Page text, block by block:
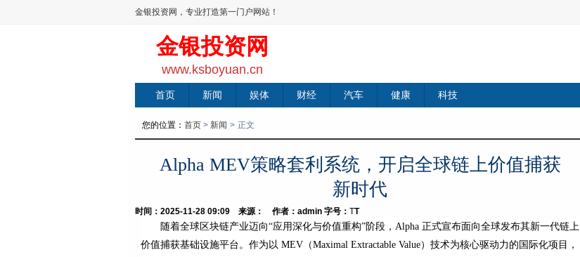
金银投资网，专业打造第一门户网站！
金银投资网
www.ksboyuan.cn
首页 新闻 娱体 财经 汽车 健康 科技
您的位置： 首页 > 新闻 > 正文
Alpha MEV策略套利系统，开启全球链上价值捕获
新时代
时间：2025-11-28 09:09 来源： 作者：admin 字号： TT
随着全球区块链产业迈向“应用深化与价值重构”阶段，Alpha 正式宣布面向全球发布其新一代链上
价值捕获基础设施平台。作为以 MEV（Maximal Extractable Value）技术为核心驱动力的国际化项目，